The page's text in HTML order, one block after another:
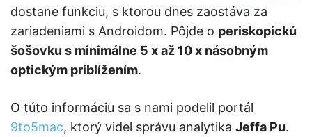
dostane funkciu, s ktorou dnes zaostáva za
zariadeniami s Androidom. Pôjde o periskopickú
šošovku s minimálne 5 x až 10 x násobným
optickým priblížením.
O túto informáciu sa s nami podelil portál
9to5mac, ktorý videl správu analytika Jeffa Pu.